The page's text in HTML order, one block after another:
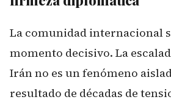
La comunidad internacional
momento decisivo. La
Irán no es un fenómeno
resultado de décadas de